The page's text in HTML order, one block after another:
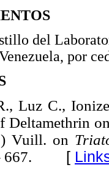
del
por
Luz C.,
Deltamethrin
Vuill. on
667. [